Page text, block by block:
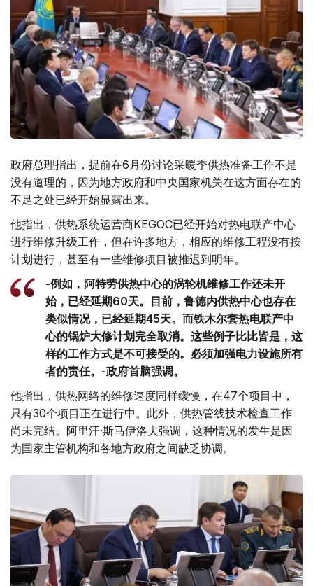
政府总理指出，提前在6月份讨论采暖季供热准备工作不是
没有道理的，因为地方政府和中央国家机关在这方面存在的
不足之处已经开始显露出来。
他指出，供热系统运营商KEGOC已经开始对热电联产中心
进行维修升级工作，但在许多地方，相应的维修工程没有按
计划进行，甚至有一些维修项目被推迟到明年。
-例如，阿特劳供热中心的涡轮机维修工作还未开
始，已经延期60天。目前，鲁德内供热中心也存在
类似情况，已经延期45天。而铁木尔套热电联产中
心的锅炉大修计划完全取消。这些例子比比皆是，这
样的工作方式是不可接受的。必须加强电力设施所有
者的责任。-政府首脑强调。
他指出，供热网络的维修速度同样缓慢，在47个项目中，
只有30个项目正在进行中。此外，供热管线技术检查工作
尚未完结。阿里汗·斯马伊洛夫强调，这种情况的发生是因
为国家主管机构和各地方政府之间缺乏协调。